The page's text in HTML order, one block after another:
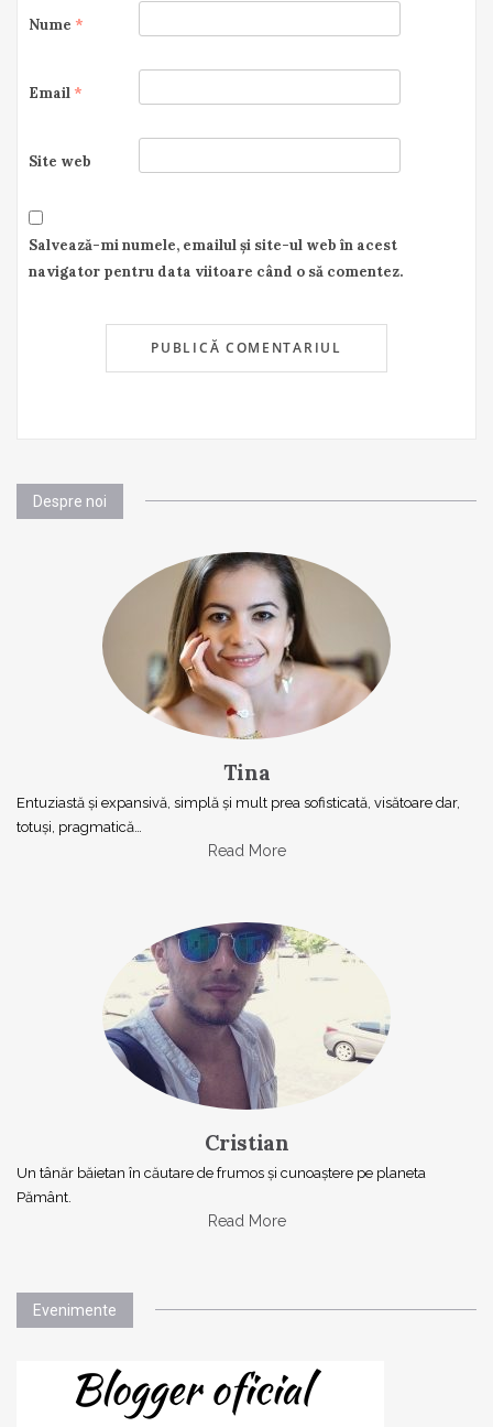
Nume *
Email *
Site web
Salvează-mi numele, emailul și site-ul web în acest
navigator pentru data viitoare când o să comentez.
Despre noi
Tina
Entuziastă şi expansivă, simplă şi mult prea sofisticată, visătoare dar,
totuşi, pragmatică…
Read More
Cristian
Un tânăr băietan în căutare de frumos și cunoaștere pe planeta
Pământ.
Read More
Evenimente